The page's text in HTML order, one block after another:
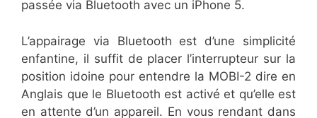
passée via Bluetooth avec un iPhone 5.
L’appairage via Bluetooth est d’une simplicité
enfantine, il suffit de placer l’interrupteur sur la
position idoine pour entendre la MOBI-2 dire en
Anglais que le Bluetooth est activé et qu’elle est
en attente d’un appareil. En vous rendant dans